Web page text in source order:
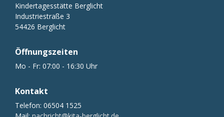
Kindertagesstätte Berglicht
Industriestraße 3
54426 Berglicht
Öffnungszeiten
Mo - Fr: 07:00 - 16:30 Uhr
Kontakt
Telefon: 06504 1525